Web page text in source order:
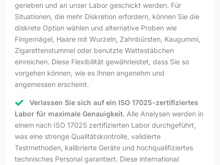
gerieben und an unser Labor geschickt werden. Für
Situationen, die mehr Diskretion erfordern, können Sie die
diskrete Option wählen und alternative Proben wie
Fingernägel, Haare mit Wurzeln, Zahnbürsten, Kaugummi,
Zigarettenstummel oder benutzte Wattestäbchen
einreichen. Diese Flexibilität gewährleistet, dass Sie so
vorgehen können, wie es Ihnen angenehm und
angemessen erscheint.
Verlassen Sie sich auf ein ISO 17025-zertifiziertes
Labor für maximale Genauigkeit. Alle Analysen werden in
einem nach ISO 17025 zertifizierten Labor durchgeführt,
was eine strenge Qualitätskontrolle, validierte
Testmethoden, kalibrierte Geräte und hochqualifiziertes
technisches Personal garantiert. Diese international